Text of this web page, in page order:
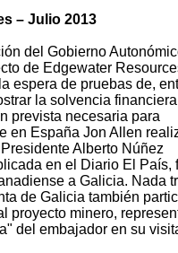
– Julio 2013
del Gobierno
de Edgewater
espera de pruebas de,
la solvencia financiera
prevista necesaria para
en España Jon Allen
Alberto Núñez
en el Diario El País,
a Galicia. Nada
de Galicia también
proyecto minero,
del embajador en su